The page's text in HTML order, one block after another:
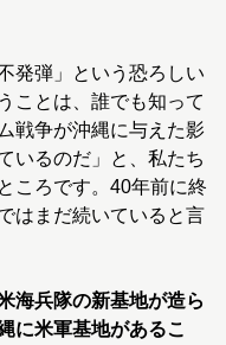
発弾」という恐ろしい
ことは、誰でも知って
戦争が沖縄に与えた影
いるのだ」と、私たち
ころです。40年前に終
はまだ続いていると言
兵隊の新基地が造ら
に米軍基地があるこ